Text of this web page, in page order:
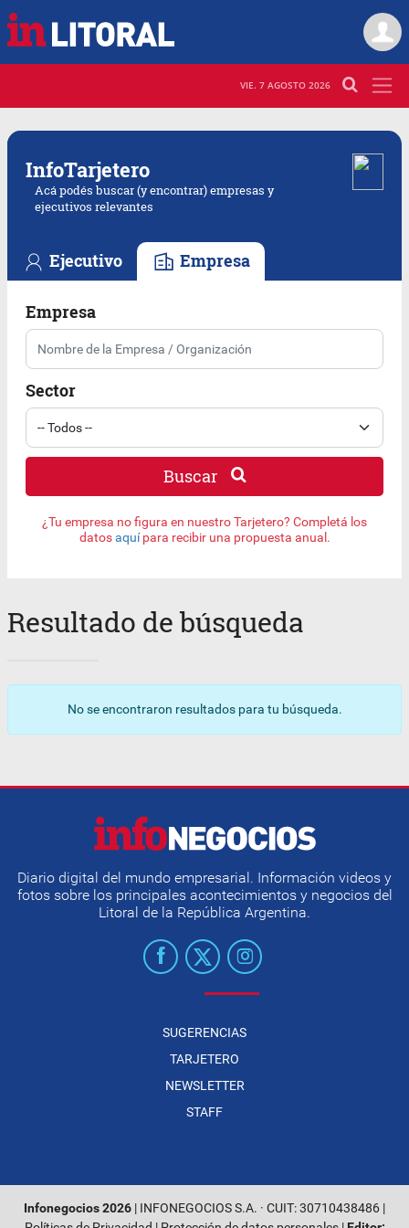
VIE. 7 AGOSTO 2026
InfoTarjetero
Acá podés buscar (y encontrar) empresas y
ejecutivos relevantes
Ejecutivo Empresa
Empresa
Sector
Buscar
¿Tu empresa no figura en nuestro Tarjetero? Completá los
datosaquípara recibir una propuesta anual.
Resultado de búsqueda
No se encontraron resultados para tu búsqueda.
Diario digital del mundo empresarial. Información videos y
fotos sobre los principales acontecimientos y negocios del
Litoral de la República Argentina.
SUGERENCIAS
TARJETERO
NEWSLETTER
STAFF
Infonegocios 2026 | INFONEGOCIOS S.A. · CUIT: 30710438486 |